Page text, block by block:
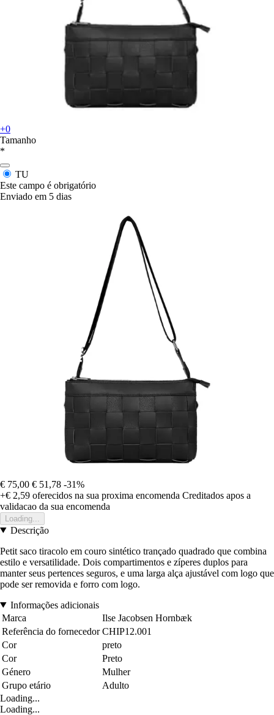
+0
Tamanho
*
TU
Este campo é obrigatório
Enviado em 5 dias
€ 75,00 € 51,78 -31%
+€ 2,59 oferecidos na sua proxima encomenda Creditados apos a
validacao da sua encomenda
Loading...
Descrição
Petit saco tiracolo em couro sintético trançado quadrado que combina
estilo e versatilidade. Dois compartimentos e zíperes duplos para
manter seus pertences seguros, e uma larga alça ajustável com logo que
pode ser removida e forro com logo.
Informações adicionais
Marca
Ilse Jacobsen Hornbæk
Referência do fornecedor CHIP12.001
Cor
preto
Cor
Preto
Género
Mulher
Grupo etário
Adulto
Loading...
Loading...